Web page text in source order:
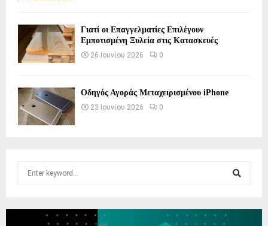
Γιατί οι Επαγγελματίες Επιλέγουν
Εμποτισμένη Ξυλεία στις Κατασκευές
26 Ιουνίου 2026 0
Οδηγός Αγοράς Μεταχειρισμένου iPhone
23 Ιουνίου 2026 0